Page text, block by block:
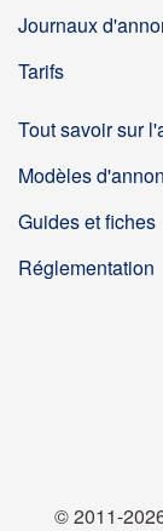
Journaux
Tarifs
Tout savoir sur
Modèles
Guides et fiches
Réglementation
© 2011-